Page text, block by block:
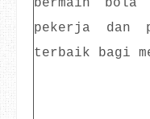
bermain bola
pekerja dan
terbaik bagi